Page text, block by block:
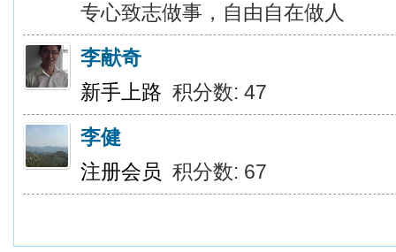
专心致志做事，自由自在做人
李献奇
新手上路 积分数: 47
李健
注册会员 积分数: 67